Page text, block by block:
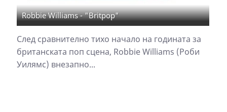
Robbie Williams - "Britpop"
След сравнително тихо начало на годината за
британската поп сцена, Robbie Williams (Роби
Уилямс) внезапно...